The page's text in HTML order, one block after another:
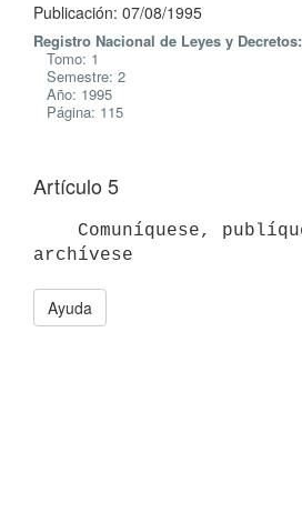
Publicación: 07/08/1995
Registro Nacional de Leyes y Decretos:
Tomo: 1
Semestre: 2
Año: 1995
Página: 115
Artículo 5
Ayuda